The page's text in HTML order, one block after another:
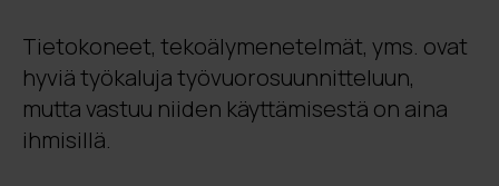
Tietokoneet, tekoälymenetelmät, yms. ovat
hyviä työkaluja työvuorosuunnitteluun,
mutta vastuu niiden käyttämisestä on aina
ihmisillä.